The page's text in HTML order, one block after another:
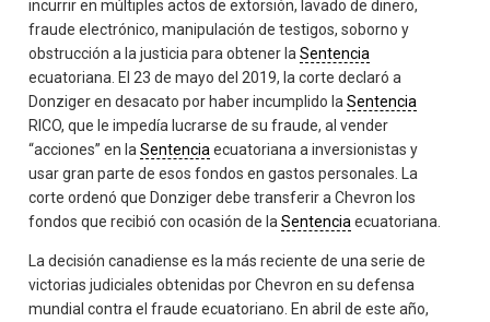
incurrir en múltiples actos de extorsión, lavado de dinero,
fraude electrónico, manipulación de testigos, soborno y
obstrucción a la justicia para obtener laSentencia
ecuatoriana. El 23 de mayo del 2019, la corte declaró a
Donziger en desacato por haber incumplido laSentencia
RICO, que le impedía lucrarse de su fraude, al vender
“acciones” en laSentencia ecuatoriana a inversionistas y
usar gran parte de esos fondos en gastos personales. La
corte ordenó que Donziger debe transferir a Chevron los
fondos que recibió con ocasión de laSentencia ecuatoriana.
La decisión canadiense es la más reciente de una serie de
victorias judiciales obtenidas por Chevron en su defensa
mundial contra el fraude ecuatoriano. En abril de este año,